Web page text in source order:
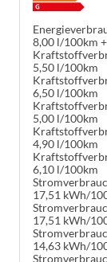
8,00 l/100km
5,50 l/100km
6,50 l/100km
5,00 l/100km
4,90 l/100km
6,10 l/100km
17,51 kWh/
17,51 kWh/
14,63 kWh/